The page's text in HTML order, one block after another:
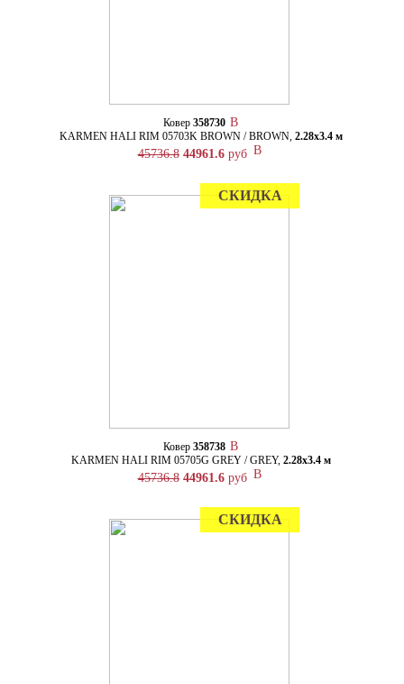
Ковер 358730
KARMEN HALI RIM 05703K BROWN / BROWN, 2.28х3.4 м
45736.8 44961.6руб
СКИДКА
Ковер 358738
KARMEN HALI RIM 05705G GREY / GREY, 2.28х3.4 м
45736.8 44961.6руб
СКИДКА